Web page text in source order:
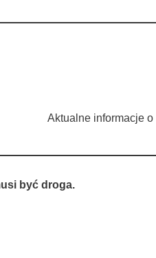
Aktualne informacje o
być droga.